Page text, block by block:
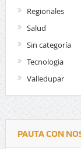
Regionales
Salud
Sin categoría
Tecnologia
Valledupar
PAUTA CON